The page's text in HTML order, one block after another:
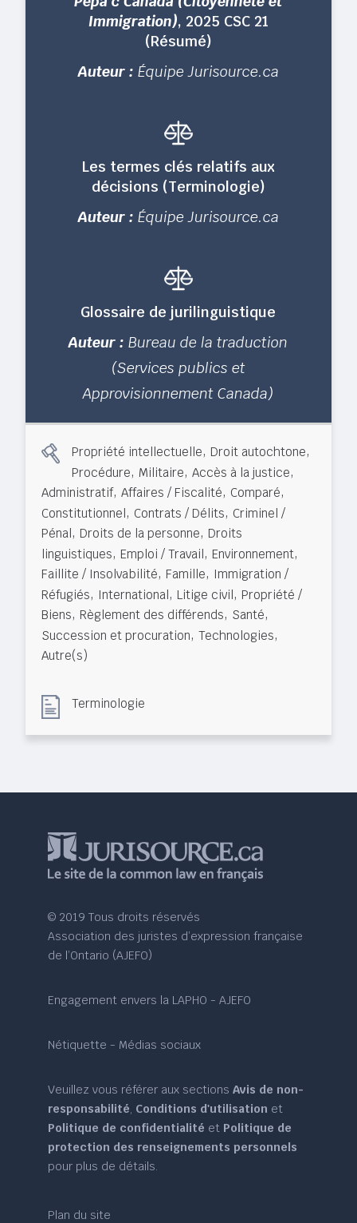
Immigration), 2025 CSC 21
(Résumé)
Auteur : Équipe Jurisource.ca
Les termes clés relatifs aux
décisions (Terminologie)
Auteur : Équipe Jurisource.ca
Glossaire de jurilinguistique
Auteur : Bureau de la traduction
(Services publics et
Approvisionnement Canada)
Propriété intellectuelle, Droit autochtone,
Procédure, Militaire,Accès à la justice,
Administratif,Affaires / Fiscalité, Comparé,
Constitutionnel, Contrats / Délits, Criminel /
Pénal, Droits de la personne, Droits
linguistiques, Emploi / Travail, Environnement,
Faillite / Insolvabilité, Famille, Immigration /
Réfugiés, International, Litige civil, Propriété /
Biens, Règlement des différends, Santé,
Succession et procuration,Technologies,
Autre(s)
Terminologie
© 2019 Tous droits réservés
Association des juristes d’expression française
de l’Ontario (AJEFO)
Engagement envers la LAPHO - AJEFO
Nétiquette - Médias sociaux
Veuillez vous référer aux sectionsAvis de non-
responsabilité, Conditions d'utilisation et
Politique de confidentialité et Politique de
protection des renseignements personnels
pour plus de détails.
Plan du site